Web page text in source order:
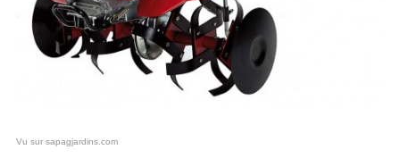
Vu sur sapagjardins.com